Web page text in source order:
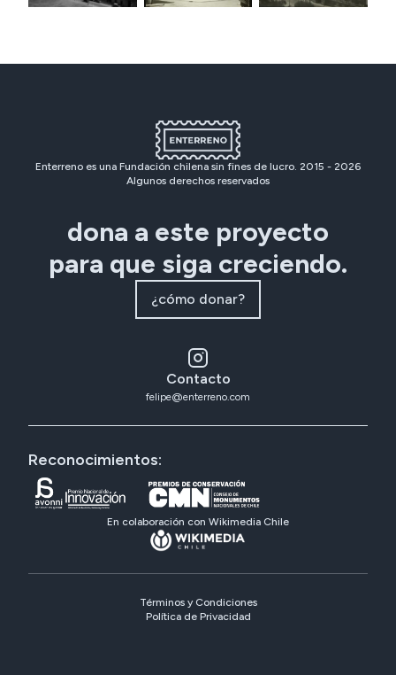
Enterreno es una Fundación chilena sin fines de lucro. 2015 - 2026
Algunos derechos reservados
dona a este proyecto
para que siga creciendo.
¿cómo donar?
Contacto
felipe@enterreno.com
Reconocimientos:
En colaboración con Wikimedia Chile
Términos y Condiciones
Política de Privacidad